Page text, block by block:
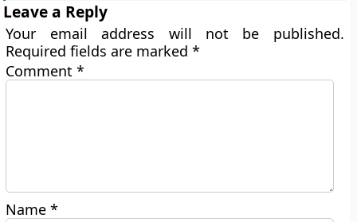
Leave a Reply
Your email address will not be published.
Required fields are marked*
Comment*
Name*